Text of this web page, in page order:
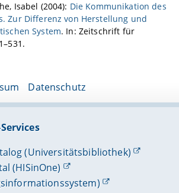
Isabel (2004): Die Kommunikation des
Zur Differenz von Herstellung und
System. In: Zeitschrift für
Datenschutz
(Universitätsbibliothek)
(HISinOne)